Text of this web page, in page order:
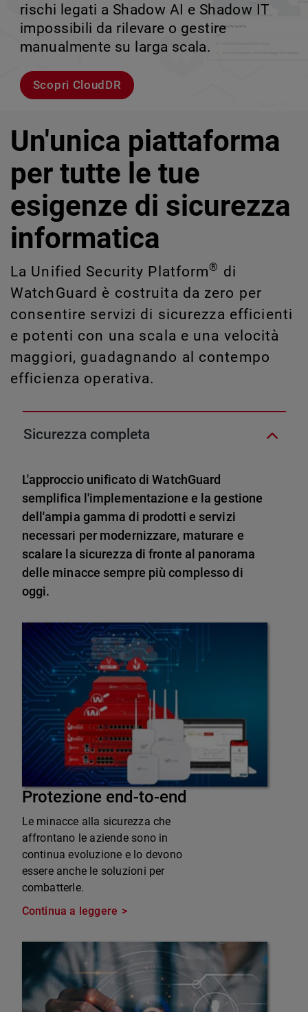
velocità.
Esplora i modelli
rischi legati a Shadow AI e Shadow IT
impossibili da rilevare o gestire
manualmente su larga scala.
Scopri CloudDR
tuo team può crescere senza perdere il
controllo.
scalabile.
Scopri WatchGuard EDR
Un'unica piattaforma
per tutte le tue
esigenze di sicurezza
informatica
La Unified Security Platform® di
WatchGuard è costruita da zero per
consentire servizi di sicurezza efficienti
e potenti con una scala e una velocità
maggiori, guadagnando al contempo
efficienza operativa.
Sicurezza completa
L'approccio unificato di WatchGuard
semplifica l'implementazione e la gestione
dell'ampia gamma di prodotti e servizi
necessari per modernizzare, maturare e
scalare la sicurezza di fronte al panorama
delle minacce sempre più complesso di
oggi.
Protezione end-to-end
Le minacce alla sicurezza che
affrontano le aziende sono in
continua evoluzione e lo devono
essere anche le soluzioni per
combatterle.
Continua a leggere